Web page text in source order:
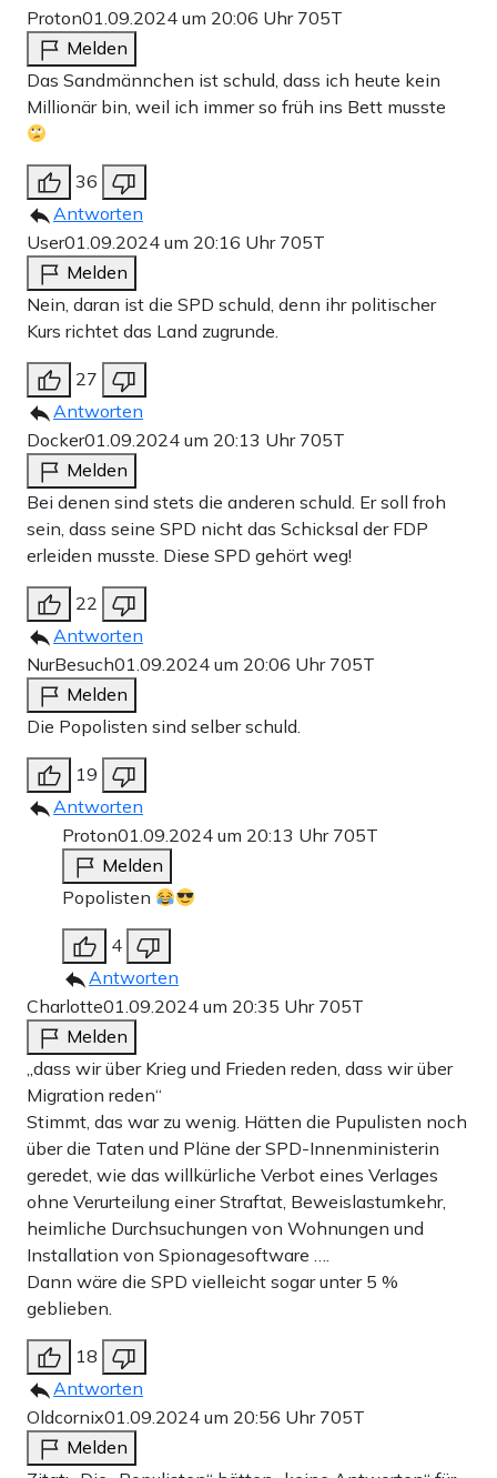
Proton01.09.2024 um 20:06 Uhr 705T
Melden
Das Sandmännchen ist schuld, dass ich heute kein
Millionär bin, weil ich immer so früh ins Bett musste
36
Antworten
User01.09.2024 um 20:16 Uhr 705T
Melden
Nein, daran ist die SPD schuld, denn ihr politischer
Kurs richtet das Land zugrunde.
27
Antworten
Docker01.09.2024 um 20:13 Uhr 705T
Melden
Bei denen sind stets die anderen schuld. Er soll froh
sein, dass seine SPD nicht das Schicksal der FDP
erleiden musste. Diese SPD gehört weg!
22
Antworten
NurBesuch01.09.2024 um 20:06 Uhr 705T
Melden
Die Popolisten sind selber schuld.
19
Antworten
Proton01.09.2024 um 20:13 Uhr 705T
Melden
Popolisten
4
Antworten
Charlotte01.09.2024 um 20:35 Uhr 705T
Melden
„dass wir über Krieg und Frieden reden, dass wir über
Migration reden“
Stimmt, das war zu wenig. Hätten die Pupulisten noch
über die Taten und Pläne der SPD-Innenministerin
geredet, wie das willkürliche Verbot eines Verlages
ohne Verurteilung einer Straftat, Beweislastumkehr,
heimliche Durchsuchungen von Wohnungen und
Installation von Spionagesoftware ….
Dann wäre die SPD vielleicht sogar unter 5 %
geblieben.
18
Antworten
Oldcornix01.09.2024 um 20:56 Uhr 705T
Melden